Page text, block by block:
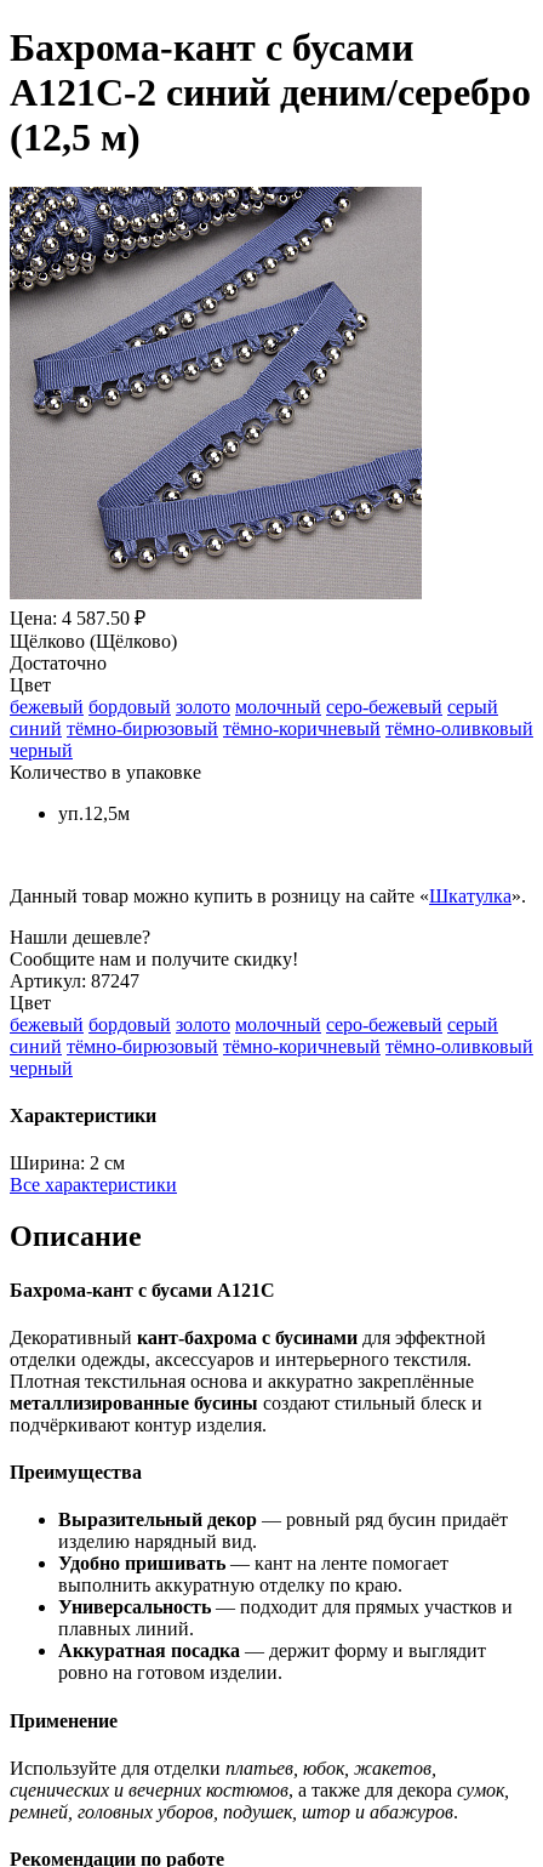
Бахрома-кант с бусами
A121C-2 синий деним/серебро
(12,5 м)
Цена: 4 587.50 ₽
Щёлково (Щёлково)
Достаточно
Цвет
бежевый бордовый золото молочный серо-бежевый серый
синий тёмно-бирюзовый тёмно-коричневый тёмно-оливковый
черный
Количество в упаковке
уп.12,5м
Данный товар можно купить в розницу на сайте «Шкатулка».
Нашли дешевле?
Сообщите нам и получите скидку!
Артикул: 87247
Цвет
бежевый бордовый золото молочный серо-бежевый серый
синий тёмно-бирюзовый тёмно-коричневый тёмно-оливковый
черный
Характеристики
Ширина: 2 см
Все характеристики
Описание
Бахрома-кант с бусами A121C
Декоративный кант-бахрома с бусинами для эффектной
отделки одежды, аксессуаров и интерьерного текстиля.
Плотная текстильная основа и аккуратно закреплённые
металлизированные бусины создают стильный блеск и
подчёркивают контур изделия.
Преимущества
Выразительный декор — ровный ряд бусин придаёт
изделию нарядный вид.
Удобно пришивать — кант на ленте помогает
выполнить аккуратную отделку по краю.
Универсальность — подходит для прямых участков и
плавных линий.
Аккуратная посадка — держит форму и выглядит
ровно на готовом изделии.
Применение
Используйте для отделки платьев, юбок, жакетов,
сценических и вечерних костюмов, а также для декора сумок,
ремней, головных уборов, подушек, штор и абажуров.
Рекомендации по работе